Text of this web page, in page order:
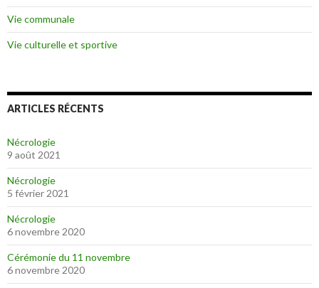
Vie communale
Vie culturelle et sportive
ARTICLES RÉCENTS
Nécrologie
9 août 2021
Nécrologie
5 février 2021
Nécrologie
6 novembre 2020
Cérémonie du 11 novembre
6 novembre 2020